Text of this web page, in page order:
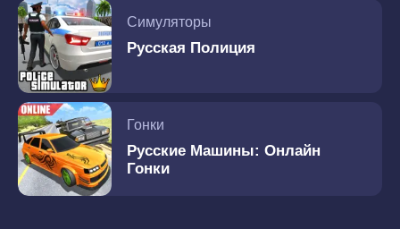
Симуляторы
Русская Полиция
Гонки
Русские Машины: Онлайн
Гонки